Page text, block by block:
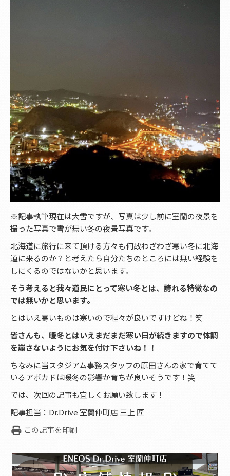
※記事執筆現在は大雪ですが、写真は少し前に室蘭の夜景を
撮った写真で雪が無い冬の夜景写真です。
北海道に旅行に来て頂ける方々も何故わざわざ寒い冬に北海
道に来るのか？と考えたら自分たちのところには無い経験を
しにくるのではないかと思います。
そう考えると我々道民にとって寒い冬とは、誇れる特徴なの
では無いかと思います。
とはいえ寒いものは寒いので程々が良いですけどね！笑
皆さんも、暖冬とはいえまだまだ寒い日が続きますので体調
を崩さないようにお気を付け下さいね！！
ちなみに当スタジアム事務スタッフの原田さんの家で育てて
いるアボカドは暖冬の影響か育ちが良いそうです！笑
では、次回の記事も宜しくお願い致します！
記事担当：Dr.Drive 室蘭仲町店 三上 匠
この記事を印刷